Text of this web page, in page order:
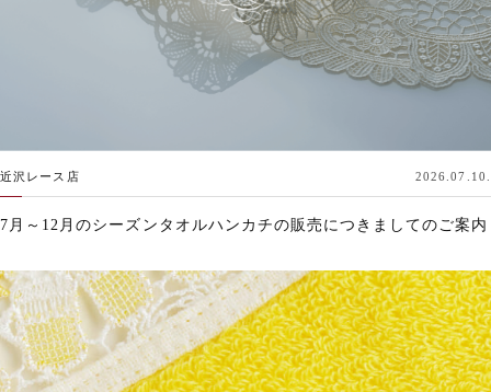
近沢レース店 2026.07.10.
7月～12月のシーズンタオルハンカチの販売につきましてのご案内